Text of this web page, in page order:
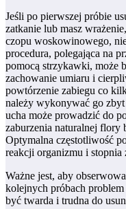
Jeśli po pierwszej próbie
zatkanie lub masz
czopu woskowinowego,
procedura, polegająca na
pomocą strzykawki, może
zachowanie umiaru i
powtórzenie zabiegu co
należy wykonywać go zbyt
ucha może prowadzić do
zaburzenia naturalnej flory
Optymalna częstotliwość
reakcji organizmu i stopnia
Ważne jest, aby
kolejnych próbach
być twarda i trudna do